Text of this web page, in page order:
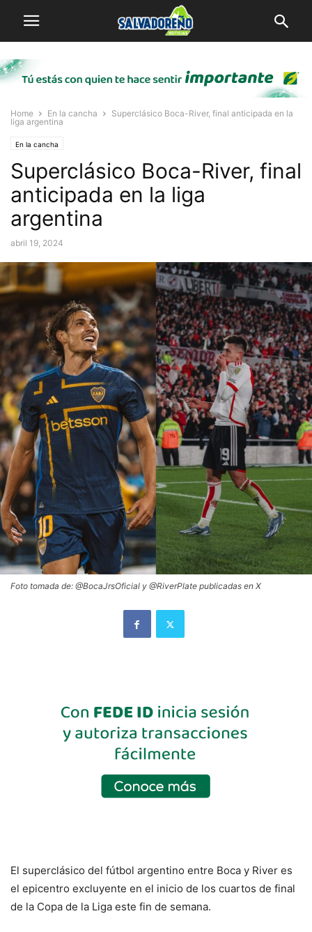
Home En la cancha
Superclásico Boca-River, final anticipada en la
liga argentina
En la cancha
Superclásico Boca-River, final
anticipada en la liga
argentina
abril 19, 2024
Foto tomada de: @BocaJrsOficial y @RiverPlate publicadas en X
El superclásico del fútbol argentino entre Boca y River es
el epicentro excluyente en el inicio de los cuartos de final
de la Copa de la Liga este fin de semana.